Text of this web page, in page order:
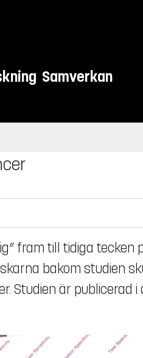
Samverkan
fram till tidiga tecken
bakom studien
Studien är publicerad i